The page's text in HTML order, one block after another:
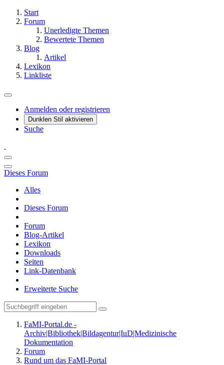
Start
Forum
Unerledigte Themen
Bewertete Themen
Blog
Artikel
Lexikon
Linkliste
Anmelden oder registrieren
Dunklen Stil aktivieren
Suche
Dieses Forum
Alles
Dieses Forum
Forum
Blog-Artikel
Lexikon
Downloads
Seiten
Link-Datenbank
Erweiterte Suche
FaMI-Portal.de -
Archiv|Bibliothek|Bildagentur|IuD|Medizinische
Dokumentation
Forum
Rund um das FaMI-Portal